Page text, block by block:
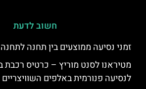
חשוב לדעת
זמני נסיעה ממוצעים בין תחנה לתחנה
מטיראנו לסנט מוריץ – כרטיס רכבת
לנסיעה פנורמית באלפים השוויצריים